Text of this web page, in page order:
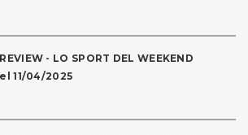
- LO SPORT DEL WEEKEND
11/04/2025